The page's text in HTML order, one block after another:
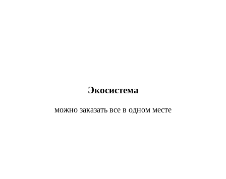
Экосистема
можно заказать все в одном месте